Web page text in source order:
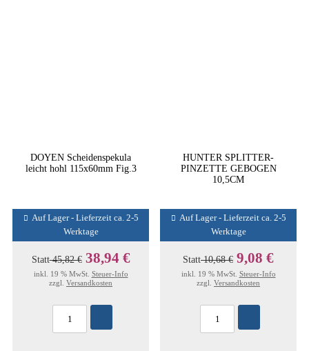
DOYEN Scheidenspekula
leicht hohl 115x60mm Fig.3
Auf Lager - Lieferzeit ca. 2-5
Werktage
Statt45,82 € 38,94 €
inkl. 19 % MwSt. Steuer-Info
zzgl. Versandkosten
HUNTER SPLITTER-
PINZETTE GEBOGEN
10,5CM
Auf Lager - Lieferzeit ca. 2-5
Werktage
Statt10,68 € 9,08 €
inkl. 19 % MwSt. Steuer-Info
zzgl. Versandkosten